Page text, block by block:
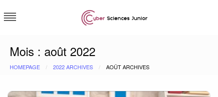
to
Mois : août 2022
HOMEPAGE 2022 ARCHIVES AOÛT ARCHIVES